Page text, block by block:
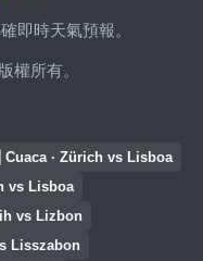
即時天氣預報。
權所有。
Cuaca · Zürich vs Lisboa
vs Lisboa
vs Lizbon
Lisszabon